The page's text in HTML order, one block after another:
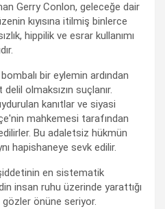
Gerry Conlon, geleceğe dair
kıyısına itilmiş binlerce
hippilik ve esrar kullanımı
bir eylemin ardından
olmaksızın suçlanır.
kanıtlar ve siyasi
mahkemesi tarafından
Bu adaletsiz hükmün
hapishaneye sevk edilir.
en sistematik
insan ruhu üzerinde yarattığı
gözler önüne seriyor.